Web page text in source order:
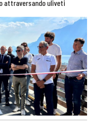
attraversando uliveti